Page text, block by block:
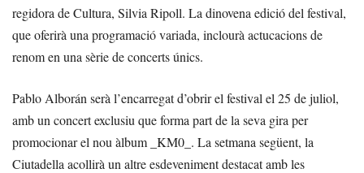
regidora de Cultura, Silvia Ripoll. La dinovena edició del festival,
que oferirà una programació variada, inclourà actucacions de
renom en una sèrie de concerts únics.
Pablo Alborán serà l’encarregat d’obrir el festival el 25 de juliol,
amb un concert exclusiu que forma part de la seva gira per
promocionar el nou àlbum _KM0_. La setmana següent, la
Ciutadella acollirà un altre esdeveniment destacat amb les